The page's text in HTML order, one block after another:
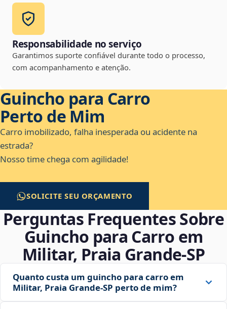
Responsabilidade no serviço
Garantimos suporte confiável durante todo o processo,
com acompanhamento e atenção.
Guincho para Carro
Perto de Mim
Carro imobilizado, falha inesperada ou acidente na
estrada?
Nosso time chega com agilidade!
SOLICITE SEU ORÇAMENTO
Perguntas Frequentes Sobre
Guincho para Carro em
Militar, Praia Grande‑SP
Quanto custa um guincho para carro em
Militar, Praia Grande‑SP perto de mim?